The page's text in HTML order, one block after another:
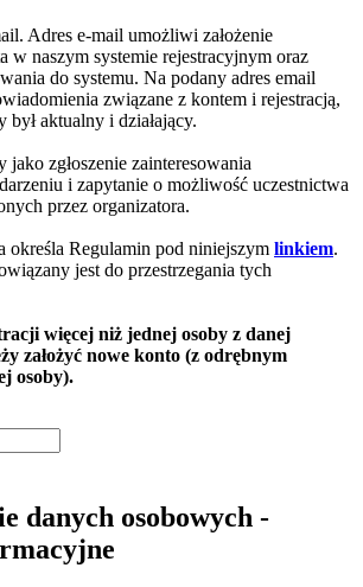
Adres e-mail umożliwi założenie
w naszym systemie rejestracyjnym oraz
do systemu. Na podany adres email
związane z kontem i rejestracją,
był aktualny i działający.
jako zgłoszenie zainteresowania
i zapytanie o możliwość uczestnictwa
przez organizatora.
określa Regulamin pod niniejszym linkiem.
jest do przestrzegania tych
więcej niż jednej osoby z danej
założyć nowe konto (z odrębnym
osoby).
danych osobowych -